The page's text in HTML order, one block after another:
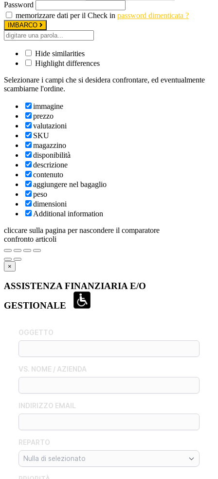
Password
memorizzare dati per il Check in password dimenticata ?
IMBARCO
Hide similarities
Highlight differences
Selezionare i campi che si desidera confrontare, ed eventualmente
scambiarne l'ordine.
immagine
prezzo
valutazioni
SKU
magazzino
disponibilità
descrizione
contenuto
aggiungere nel bagaglio
peso
dimensioni
Additional information
cliccare sulla pagina per nascondere il comparatore
confronto articoli
×
ASSISTENZA FINANZIARIA E/O
GESTIONALE